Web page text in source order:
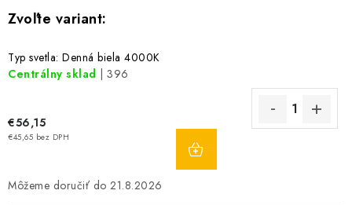
O nás - MEGALED & JANTON Zákamenné
Typ svetla: Denná biela 4000K
Centrálny sklad
| 396
€56,15
€45,65 bez DPH
21.8.2026